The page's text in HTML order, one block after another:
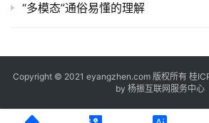
“多模态”通俗易懂的理解
Copyright © 2021 eyangzhen.com 版权所有 桂
by 杨振互联网服务中心